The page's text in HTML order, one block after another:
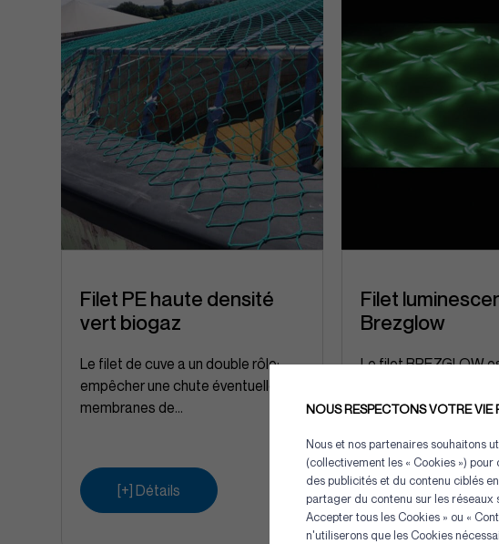
NOUS RESPECTONS VOTRE VIE
Nous et nos partenaires souhaitons
(collectivement les « Cookies »)
des publicités et du contenu ciblés
partager du contenu sur les réseaux
Accepter tous les Cookies » ou «
n'utiliserons que les Cookies
Filet PE haute densité
vert biogaz
Le filet de cuve a un double rôle:
empêcher une chute éventuelle des
membranes de...
[+] Détails
Filet
Brezglow
Le filet BREZGLOW
polyéthylène
[+] Détails